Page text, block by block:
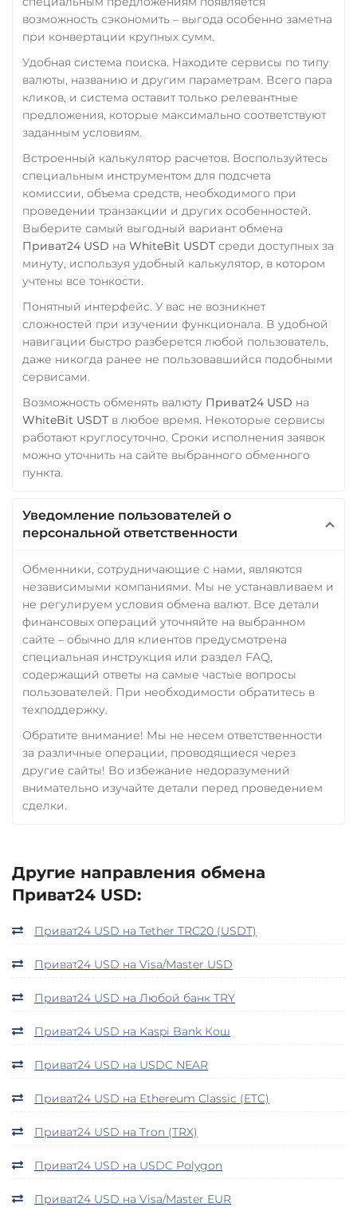
возможность сэкономить – выгода особенно заметна
при конвертации крупных сумм.
Удобная система поиска. Находите сервисы по типу
валюты, названию и другим параметрам. Всего пара
кликов, и система оставит только релевантные
предложения, которые максимально соответствуют
заданным условиям.
Встроенный калькулятор расчетов. Воспользуйтесь
специальным инструментом для подсчета
комиссии, объема средств, необходимого при
проведении транзакции и других особенностей.
Выберите самый выгодный вариант обмена
Приват24 USD на WhiteBit USDT среди доступных за
минуту, используя удобный калькулятор, в котором
учтены все тонкости.
Понятный интерфейс. У вас не возникнет
сложностей при изучении функционала. В удобной
навигации быстро разберется любой пользователь,
даже никогда ранее не пользовавшийся подобными
сервисами.
Возможность обменять валюту Приват24 USD на
WhiteBit USDT в любое время. Некоторые сервисы
работают круглосуточно. Сроки исполнения заявок
можно уточнить на сайте выбранного обменного
пункта.
Уведомление пользователей о
персональной ответственности
Обменники, сотрудничающие с нами, являются
независимыми компаниями. Мы не устанавливаем и
не регулируем условия обмена валют. Все детали
финансовых операций уточняйте на выбранном
сайте – обычно для клиентов предусмотрена
специальная инструкция или раздел FAQ,
содержащий ответы на самые частые вопросы
пользователей. При необходимости обратитесь в
техподдержку.
Обратите внимание! Мы не несем ответственности
за различные операции, проводящиеся через
другие сайты! Во избежание недоразумений
внимательно изучайте детали перед проведением
сделки.
Другие направления обмена
Приват24 USD:
Приват24 USD на Tether TRC20 (USDT)
Приват24 USD на Visa/Master USD
Приват24 USD на Любой банк TRY
Приват24 USD на Kaspi Bank Кош
Приват24 USD на USDC NEAR
Приват24 USD на Ethereum Classic (ETC)
Приват24 USD на Tron (TRX)
Приват24 USD на USDC Polygon
Приват24 USD на Visa/Master EUR